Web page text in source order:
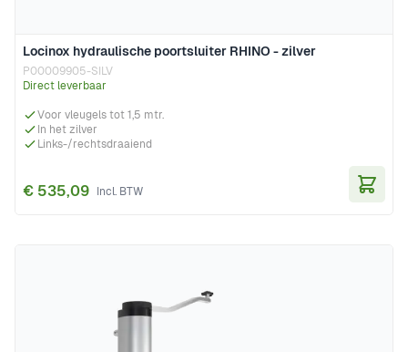
Locinox hydraulische poortsluiter RHINO - zilver
P00009905-SILV
Direct leverbaar
Voor vleugels tot 1,5 mtr.
In het zilver
Links-/rechtsdraaiend
€ 535,09